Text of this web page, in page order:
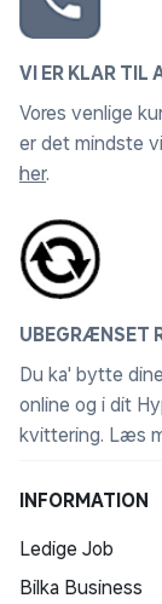
VI ER KLAR TIL
Vores venlige
er det mindste
her.
UBEGRÆNSET
Du ka' bytte
online og i dit
kvittering. Læs
INFORMATION
Ledige Job
Bilka Business